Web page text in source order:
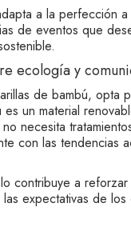
a la perfección
de eventos que
ecología y
de bambú, opta
un material
necesita
con las tendencias
contribuye a reforzar
expectativas de